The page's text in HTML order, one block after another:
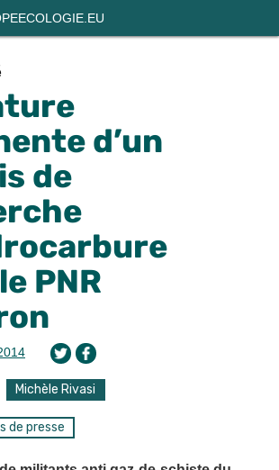
d’un
de
PNR
Michèle Rivasi
de presse